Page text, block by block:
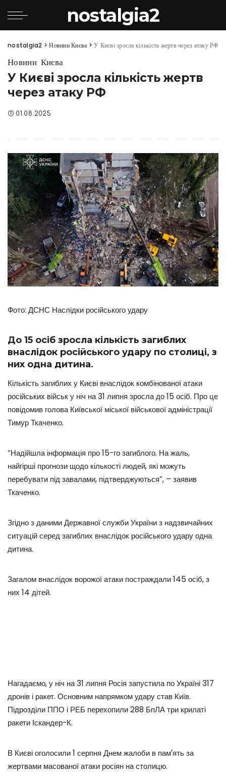
nostalgia2
nostalgia2 >Новини Києва >У Києві зросла кількість жертв через атаку РФ
Новини Києва
У Києві зросла кількість жертв
через атаку РФ
01.08.2025
Фото: ДСНС Наслідки російського удару
До 15 осіб зросла кількість загиблих
внаслідок російського удару по столиці, з
них одна дитина.
Кількість загиблих у Києві внаслідок комбінованої атаки
російських військ у ніч на 31 липня зросла до 15 осіб. Про це
повідомив голова Київської міської військової адміністрації
Тимур Ткаченко.
“Надійшла інформація про 15-го загиблого. На жаль,
найгірші прогнози щодо кількості людей, які можуть
перебувати під завалами, підтверджуються”, – заявив
Ткаченко.
Згідно з даними Державної служби України з надзвичайних
ситуацій серед загиблих внаслідок російського удару одна
дитина.
Загалом внаслідок ворожої атаки постраждали 145 осіб, з
них 14 дітей.
Нагадаємо, у ніч на 31 липня Росія запустила по Україні 317
дронів і ракет. Основним напрямком удару став Київ.
Підрозділи ППО і РЕБ перехопили 288 БпЛА три крилаті
ракети Іскандер-К.
В Києві оголосили 1 серпня Днем жалоби в памʼять за
жертвами масованої атаки росіян на столицю.